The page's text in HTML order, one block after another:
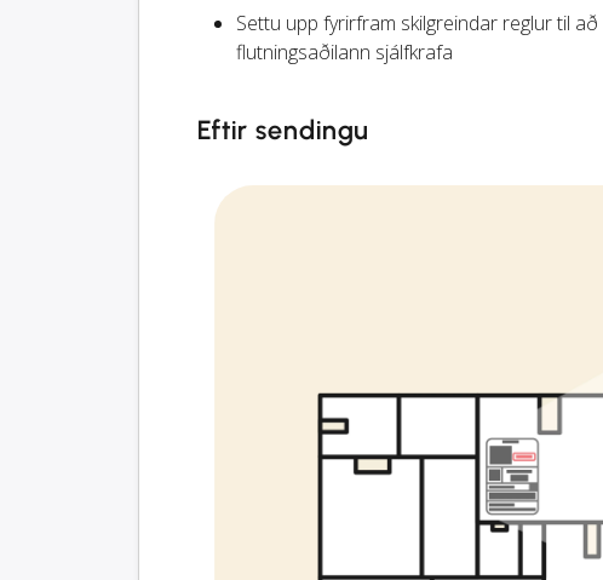
Settu upp fyrirfram skilgreindar reglur til að
flutningsaðilann sjálfkrafa
Eftir sendingu